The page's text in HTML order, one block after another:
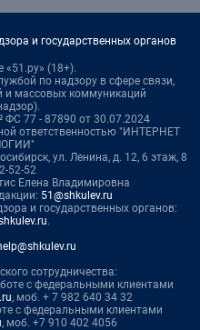
и государственных органов
«51.ру» (18+).
по надзору в сфере связи,
и массовых коммуникаций
77 - 87890 от 30.07.2024
ответственностью "ИНТЕРНЕТ
ул. Ленина, д. 12, 6 этаж, 8
52-52
Елена Владимировна
51@shkulev.ru
и государственных органов:
.
сотрудничества:
с федеральными клиентами
, моб. + 7 982 640 34 32
с федеральными клиентами
, моб. +7 910 402 4056